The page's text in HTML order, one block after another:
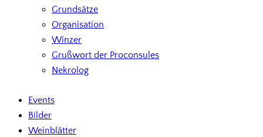
Grundsätze
Organisation
Winzer
Grußwort der Proconsules
Nekrolog
Events
Bilder
Weinblätter